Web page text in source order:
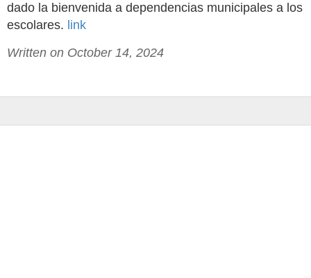
dado la bienvenida a dependencias municipales a los
escolares. link
Written on October 14, 2024